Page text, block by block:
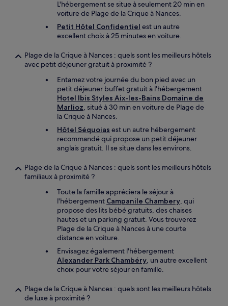
L'hébergement se situe à seulement 20 min en
voiture de Plage de la Crique à Nances.
Petit Hôtel Confidentiel est un autre
excellent choix à 25 minutes en voiture.
Plage de la Crique à Nances : quels sont les meilleurs hôtels
avec petit déjeuner gratuit à proximité ?
Entamez votre journée du bon pied avec un
petit déjeuner buffet gratuit à l'hébergement
Hotel Ibis Styles Aix-les-Bains Domaine de
Marlioz, situé à 30 min en voiture de Plage de
la Crique à Nances.
Hôtel Séquoias est un autre hébergement
recommandé qui propose un petit déjeuner
anglais gratuit. Il se situe dans les environs.
Plage de la Crique à Nances : quels sont les meilleurs hôtels
familiaux à proximité ?
Toute la famille appréciera le séjour à
l'hébergement Campanile Chambery, qui
propose des lits bébé gratuits, des chaises
hautes et un parking gratuit. Vous trouverez
Plage de la Crique à Nances à une courte
distance en voiture.
Envisagez également l'hébergement
Alexander Park Chambéry, un autre excellent
choix pour votre séjour en famille.
Plage de la Crique à Nances : quels sont les meilleurs hôtels
de luxe à proximité ?